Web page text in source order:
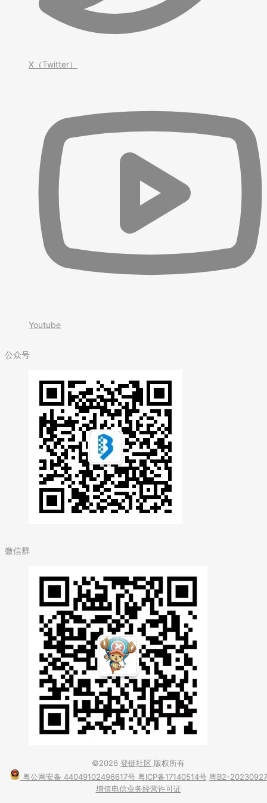
X（Twitter）
Youtube
公众号
微信群
©2026 登链社区 版权所有
粤公网安备 44049102496617号 粤ICP备17140514号 粤B2-20230927
增值电信业务经营许可证